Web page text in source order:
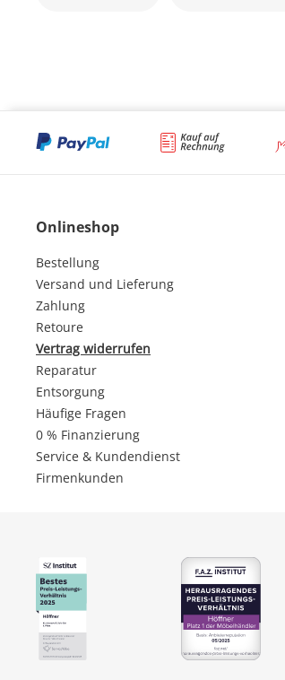
Onlineshop
Bestellung
Versand und Lieferung
Zahlung
Retoure
Vertrag widerrufen
Reparatur
Entsorgung
Häufige Fragen
0 % Finanzierung
Service & Kundendienst
Firmenkunden